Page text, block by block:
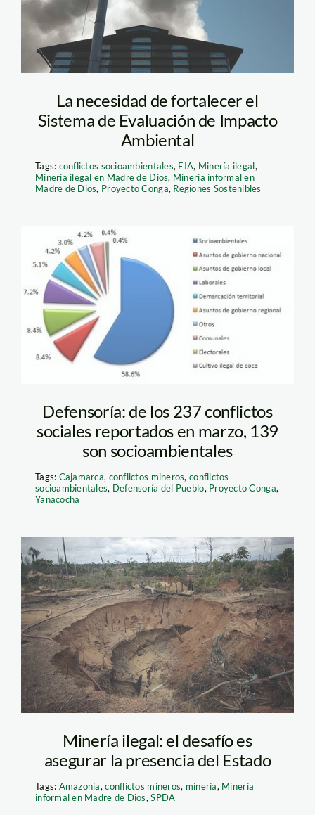
La necesidad de fortalecer el
Sistema de Evaluación de Impacto
Ambiental
Tags: conflictos socioambientales, EIA, Minería ilegal,
Minería ilegal en Madre de Dios, Minería informal en
Madre de Dios, Proyecto Conga, Regiones Sostenibles
conflictos
Defensoría: de los 237 conflictos
sociales reportados en marzo, 139
son socioambientales
Tags: Cajamarca, conflictos mineros, conflictos
socioambientales, Defensoría del Pueblo, Proyecto Conga,
Yanacocha
Minería ilegal: el desafío es
asegurar la presencia del Estado
Tags: Amazonía,conflictos mineros, minería, Minería
informal en Madre de Dios,SPDA